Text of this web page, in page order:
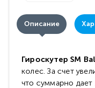
Описание
Гироскутер SM
колес. За счет
что суммарно